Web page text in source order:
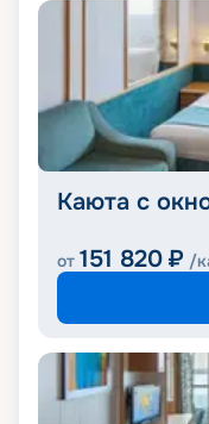
Каюта с
от 151 820 ₽ /